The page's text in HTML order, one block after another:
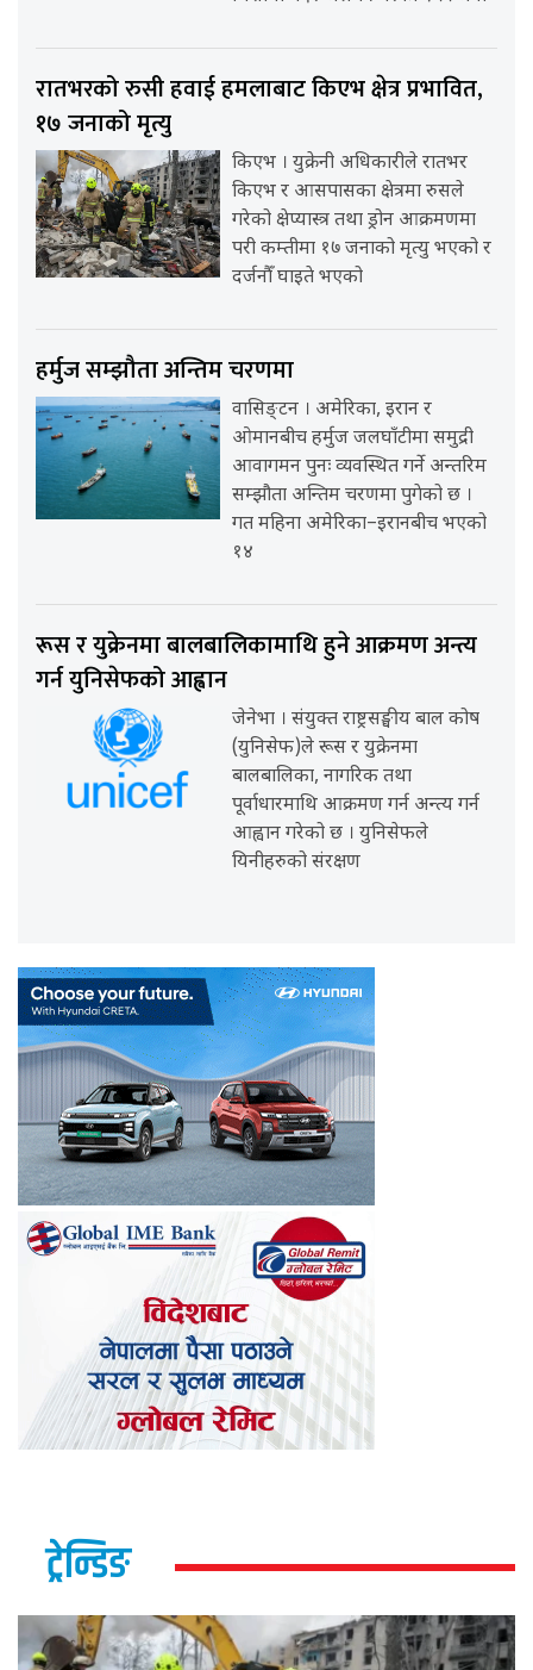
रातभरको रुसी हवाई हमलाबाट किएभ क्षेत्र प्रभावित,
१७ जनाको मृत्यु
किएभ । युक्रेनी अधिकारीले रातभर
किएभ र आसपासका क्षेत्रमा रुसले
गरेको क्षेप्यास्त्र तथा ड्रोन आक्रमणमा
परी कम्तीमा १७ जनाको मृत्यु भएको र
दर्जनौँ घाइते भएको
हर्मुज सम्झौता अन्तिम चरणमा
वासिङ्टन । अमेरिका, इरान र
ओमानबीच हर्मुज जलघाँटीमा समुद्री
आवागमन पुनः व्यवस्थित गर्ने अन्तरिम
सम्झौता अन्तिम चरणमा पुगेको छ ।
गत महिना अमेरिका–इरानबीच भएको
१४
रूस र युक्रेनमा बालबालिकामाथि हुने आक्रमण अन्त्य
गर्न युनिसेफको आह्वान
जेनेभा । संयुक्त राष्ट्रसङ्घीय बाल कोष
(युनिसेफ)ले रूस र युक्रेनमा
बालबालिका, नागरिक तथा
पूर्वाधारमाथि आक्रमण गर्न अन्त्य गर्न
आह्वान गरेको छ । युनिसेफले
यिनीहरुको संरक्षण
ट्रेन्डिङ